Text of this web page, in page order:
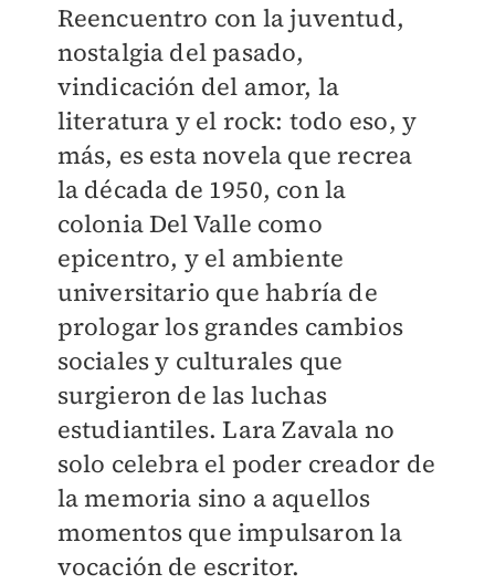
Reencuentro con la juventud,
nostalgia del pasado,
vindicación del amor, la
literatura y el rock: todo eso, y
más, es esta novela que recrea
la década de 1950, con la
colonia Del Valle como
epicentro, y el ambiente
universitario que habría de
prologar los grandes cambios
sociales y culturales que
surgieron de las luchas
estudiantiles. Lara Zavala no
solo celebra el poder creador de
la memoria sino a aquellos
momentos que impulsaron la
vocación de escritor.